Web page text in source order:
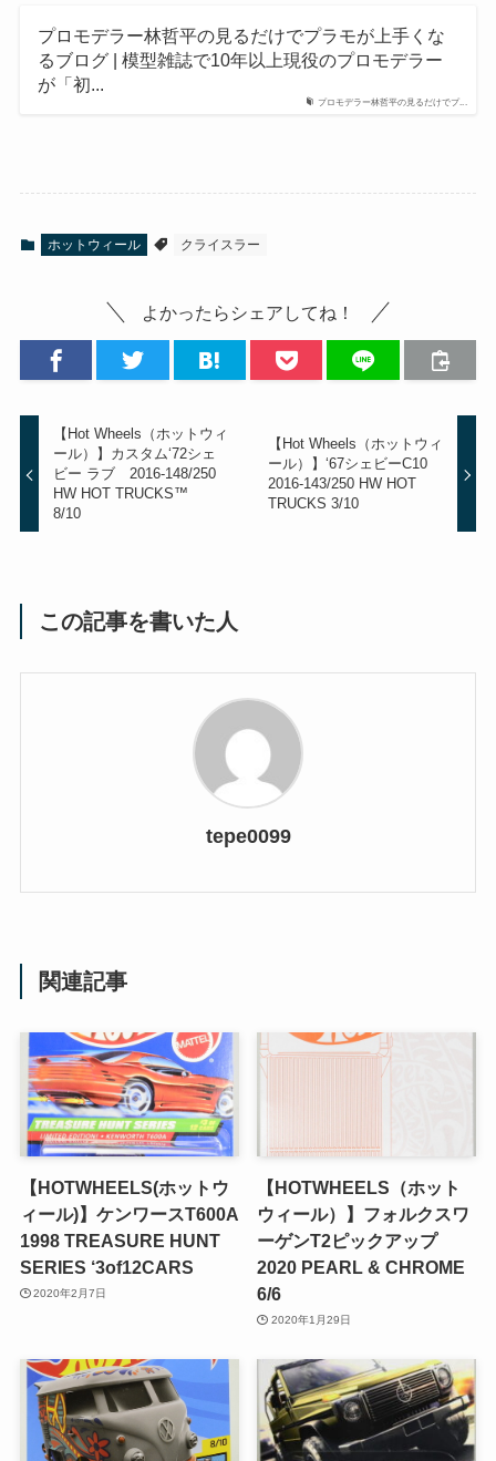
プロモデラー林哲平の見るだけでプ...
プロモデラー林哲平の見るだけでプラモが上手くな
るブログ | 模型雑誌で10年以上現役のプロモデラー
が「初...
ホットウィール クライスラー
よかったらシェアしてね！
【Hot Wheels（ホットウィ
ール）】カスタム‘72シェ
ビー ラブ 2016-148/250
HW HOT TRUCKS™
8/10
【Hot Wheels（ホットウィ
ール）】‘67シェビーC10
2016-143/250 HW HOT
TRUCKS 3/10
この記事を書いた人
tepe0099
関連記事
【HOTWHEELS(ホットウ
ィール)】ケンワースT600A
1998 TREASURE HUNT
SERIES ‘3of12CARS
2020年2月7日
【HOTWHEELS（ホット
ウィール）】フォルクスワ
ーゲンT2ピックアップ
2020 PEARL & CHROME
6/6
2020年1月29日